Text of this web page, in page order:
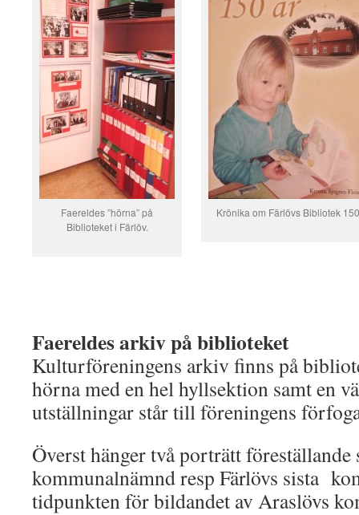
Faereldes ”hörna” på
Biblioteket i Färlöv.
Krönika om Färlövs Bibliotek
Faereldes arkiv på biblioteket
Kulturföreningens arkiv finns på
hörna med en hel hyllsektion samt en
utställningar står till föreningens
Överst hänger två porträtt föreställande
kommunalnämnd resp Färlövs sista
tidpunkten för bildandet av Araslövs